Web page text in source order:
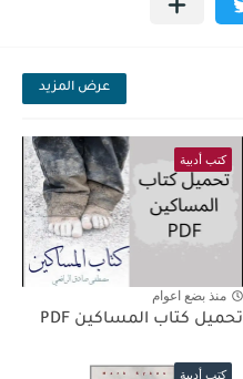
عرض المزيد
كتب أدبية
منذ بضع اعوام
تحميل كتاب المساكين PDF
كتب أدبية